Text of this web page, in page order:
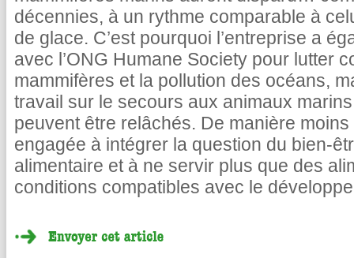
décennies, à un rythme comparable à
de glace. C’est pourquoi l’entreprise a
avec l’ONG Humane Society pour lutter
mammifères et la pollution des océans,
travail sur le secours aux animaux
peuvent être relâchés. De manière
engagée à intégrer la question du bien-
alimentaire et à ne servir plus que des
conditions compatibles avec le